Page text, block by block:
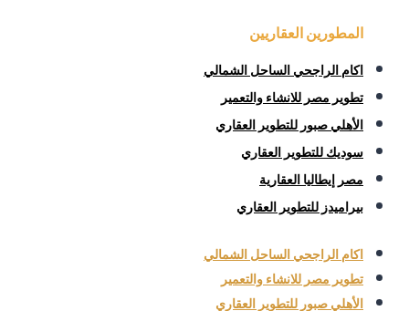
المطورين العقاريين
اكام الراجحي الساحل الشمالي
تطوير مصر للانشاء والتعمير
الأهلي صبور للتطوير العقاري
سوديك للتطوير العقاري
مصر إيطاليا العقارية
بيراميدز للتطوير العقاري
اكام الراجحي الساحل الشمالي
تطوير مصر للانشاء والتعمير
الأهلي صبور للتطوير العقاري